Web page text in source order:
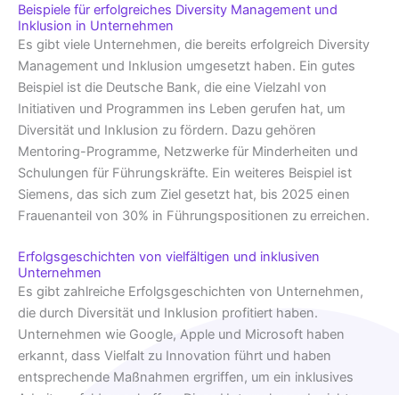
Beispiele für erfolgreiches Diversity Management und
Inklusion in Unternehmen
Es gibt viele Unternehmen, die bereits erfolgreich Diversity
Management und Inklusion umgesetzt haben. Ein gutes
Beispiel ist die Deutsche Bank, die eine Vielzahl von
Initiativen und Programmen ins Leben gerufen hat, um
Diversität und Inklusion zu fördern. Dazu gehören
Mentoring-Programme, Netzwerke für Minderheiten und
Schulungen für Führungskräfte. Ein weiteres Beispiel ist
Siemens, das sich zum Ziel gesetzt hat, bis 2025 einen
Frauenanteil von 30% in Führungspositionen zu erreichen.
Erfolgsgeschichten von vielfältigen und inklusiven
Unternehmen
Es gibt zahlreiche Erfolgsgeschichten von Unternehmen,
die durch Diversität und Inklusion profitiert haben.
Unternehmen wie Google, Apple und Microsoft haben
erkannt, dass Vielfalt zu Innovation führt und haben
entsprechende Maßnahmen ergriffen, um ein inklusives